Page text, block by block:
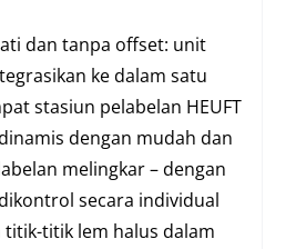
dan tanpa offset: unit
ke dalam satu
stasiun pelabelan HEUFT
dengan mudah dan
melingkar – dengan
secara individual
titik lem halus dalam